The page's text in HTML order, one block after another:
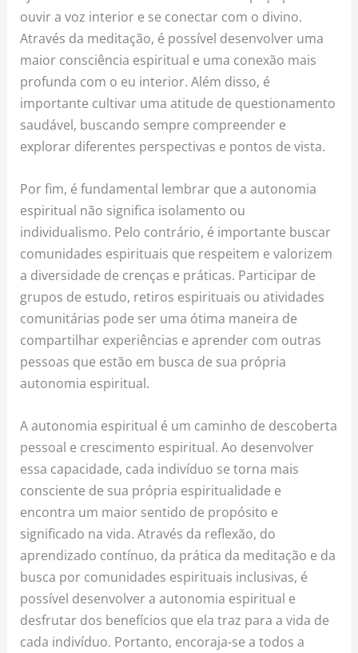
ouvir a voz interior e se conectar com o divino.
Através da meditação, é possível desenvolver uma
maior consciência espiritual e uma conexão mais
profunda com o eu interior. Além disso, é
importante cultivar uma atitude de questionamento
saudável, buscando sempre compreender e
explorar diferentes perspectivas e pontos de vista.
Por fim, é fundamental lembrar que a autonomia
espiritual não significa isolamento ou
individualismo. Pelo contrário, é importante buscar
comunidades espirituais que respeitem e valorizem
a diversidade de crenças e práticas. Participar de
grupos de estudo, retiros espirituais ou atividades
comunitárias pode ser uma ótima maneira de
compartilhar experiências e aprender com outras
pessoas que estão em busca de sua própria
autonomia espiritual.
A autonomia espiritual é um caminho de descoberta
pessoal e crescimento espiritual. Ao desenvolver
essa capacidade, cada indivíduo se torna mais
consciente de sua própria espiritualidade e
encontra um maior sentido de propósito e
significado na vida. Através da reflexão, do
aprendizado contínuo, da prática da meditação e da
busca por comunidades espirituais inclusivas, é
possível desenvolver a autonomia espiritual e
desfrutar dos benefícios que ela traz para a vida de
cada indivíduo. Portanto, encoraja-se a todos a